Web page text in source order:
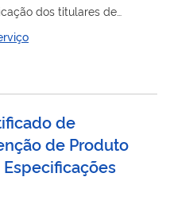
dos titulares de
com a ICP-Brasil.
de
de Produto